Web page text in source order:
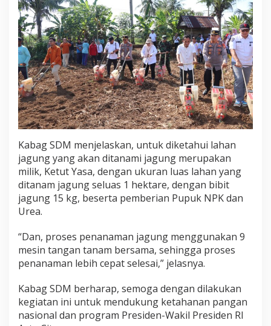
Kabag SDM menjelaskan, untuk diketahui lahan
jagung yang akan ditanami jagung merupakan
milik, Ketut Yasa, dengan ukuran luas lahan yang
ditanam jagung seluas 1 hektare, dengan bibit
jagung 15 kg, beserta pemberian Pupuk NPK dan
Urea.
“Dan, proses penanaman jagung menggunakan 9
mesin tangan tanam bersama, sehingga proses
penanaman lebih cepat selesai,” jelasnya.
Kabag SDM berharap, semoga dengan dilakukan
kegiatan ini untuk mendukung ketahanan pangan
nasional dan program Presiden-Wakil Presiden RI